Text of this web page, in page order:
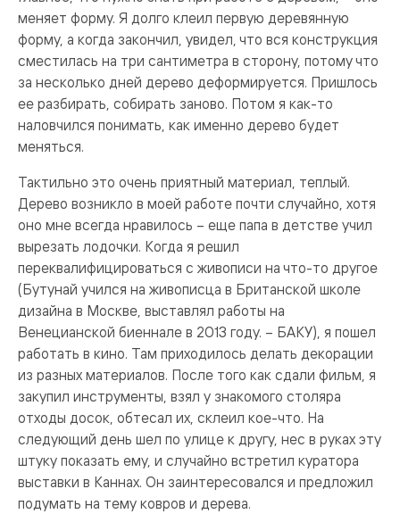
меняет форму. Я долго клеил первую деревянную
форму, а когда закончил, увидел, что вся конструкция
сместилась на три сантиметра в сторону, потому что
за несколько дней дерево деформируется. Пришлось
ее разбирать, собирать заново. Потом я как-то
наловчился понимать, как именно дерево будет
меняться.
Тактильно это очень приятный материал, теплый.
Дерево возникло в моей работе почти случайно, хотя
оно мне всегда нравилось – еще папа в детстве учил
вырезать лодочки. Когда я решил
переквалифицироваться с живописи на что-то другое
(Бутунай учился на живописца в Британской школе
дизайна в Москве, выставлял работы на
Венецианской биеннале в 2013 году. – БАКУ), я пошел
работать в кино. Там приходилось делать декорации
из разных материалов. После того как сдали фильм, я
закупил инструменты, взял у знакомого столяра
отходы досок, обтесал их, склеил кое-что. На
следующий день шел по улице к другу, нес в руках эту
штуку показать ему, и случайно встретил куратора
выставки в Каннах. Он заинтересовался и предложил
подумать на тему ковров и дерева.